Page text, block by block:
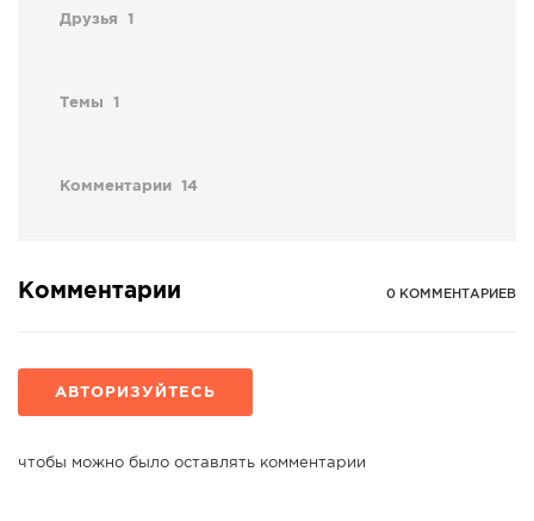
Друзья 1
Темы 1
Комментарии 14
Комментарии 0 КОММЕНТАРИЕВ
АВТОРИЗУЙТЕСЬ
чтобы можно было оставлять комментарии